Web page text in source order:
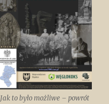
Jak to było możliwe – powrót